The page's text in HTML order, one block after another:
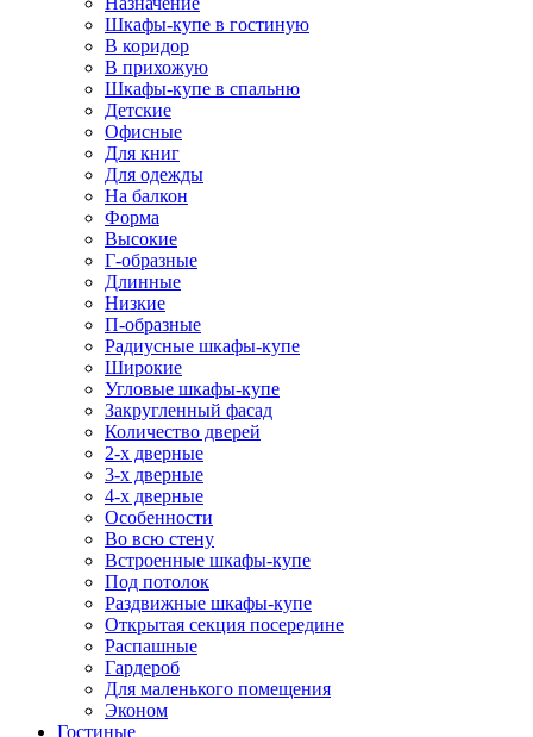
Шкафы-купе в гостиную
В коридор
В прихожую
Шкафы-купе в спальню
Детские
Офисные
Для книг
Для одежды
На балкон
Форма
Высокие
Г-образные
Длинные
Низкие
П-образные
Радиусные шкафы-купе
Широкие
Угловые шкафы-купе
Закругленный фасад
Количество дверей
2-х дверные
3-х дверные
4-х дверные
Особенности
Во всю стену
Встроенные шкафы-купе
Под потолок
Раздвижные шкафы-купе
Открытая секция посередине
Распашные
Гардероб
Для маленького помещения
Эконом
Гостиные